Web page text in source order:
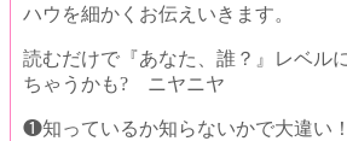
ハウを細かくお伝えいきます。
読むだけで『あなた、誰？』
レベル
ちゃうかも? ニヤニヤ
❶知っているか知らないかで大違い！